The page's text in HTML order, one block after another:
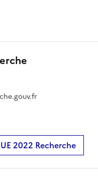
2022 Recherche